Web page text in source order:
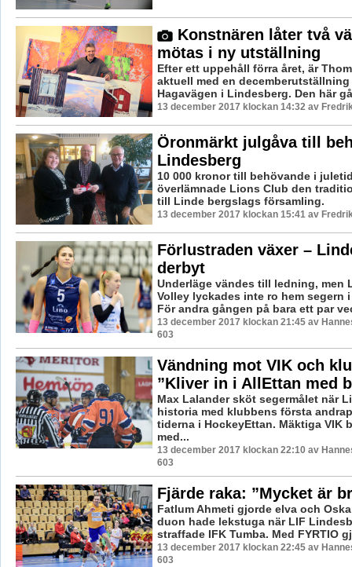
Konstnären låter två
mötas i ny utställning
Efter ett uppehåll förra året, är
aktuell med en
Hagavägen i Lindesberg. Den här
13 december 2017 klockan 14:32 av
Öronmärkt julgåva till
Lindesberg
10 000 kronor till behövande i
överlämnade Lions Club den
till Linde bergslags församling.
13 december 2017 klockan 15:41 av
Förlustraden växer –
derbyt
Underläge vändes till ledning, men
Volley lyckades inte ro hem segern
För andra gången på bara ett par
13 december 2017 klockan 21:45 av
603
Vändning mot VIK och
”Kliver in i AllEttan med
Max Lalander sköt segermålet när
historia med klubbens första
tiderna i HockeyEttan. Mäktiga VIK
med...
13 december 2017 klockan 22:10 av
603
Fjärde raka: ”Mycket är
Fatlum Ahmeti gjorde elva och
duon hade lekstuga när LIF
straffade IFK Tumba. Med FYRTIO
13 december 2017 klockan 22:45 av
603